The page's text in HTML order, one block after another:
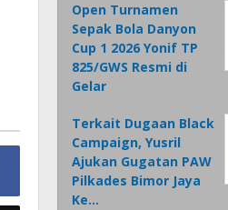
Open Turnamen
Sepak Bola Danyon
Cup 1 2026 Yonif TP
825/GWS Resmi di
Gelar
Terkait Dugaan Black
Campaign, Yusril
Ajukan Gugatan PAW
Pilkades Bimor Jaya
Ke…